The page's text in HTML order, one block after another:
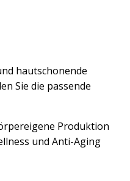
hautschonende
Sie die passende
Produktion
und Anti-Aging